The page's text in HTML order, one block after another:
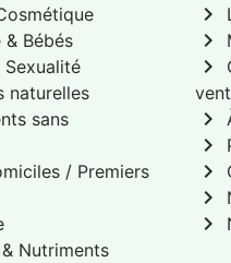
& Bébés
Sexualité
naturelles
sans
/ Premiers
Nutriments
chevron_right
chevron_right
chevron_right
chevron_right
chevron_right
chevron_right
chevron_right
chevron_right